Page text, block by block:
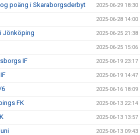
poäng i Skaraborgsderbyt 2025-06-29 18:30
2025-06-28 14:00
Jönköping 2025-06-25 21:38
2025-06-25 15:06
IF 2025-06-19 23:17
2025-06-19 14:47
6 2025-06-16 18:09
FK 2025-06-13 22:14
2025-06-13 13:57
2025-06-13 09:43